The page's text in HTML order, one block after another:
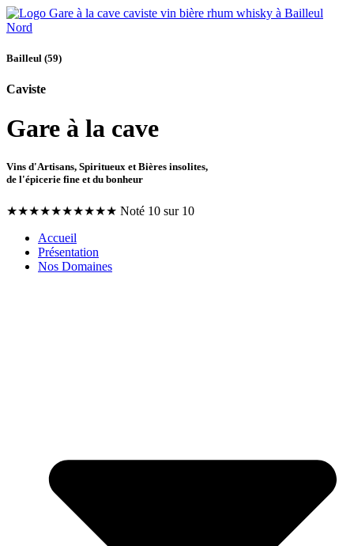
Bailleul (59)
Caviste
Gare à la cave
Vins d'Artisans, Spiritueux et Bières insolites,
de l'épicerie fine et du bonheur
★★★★★★★★★★ Noté 10 sur 10
Accueil
Présentation
Nos Domaines